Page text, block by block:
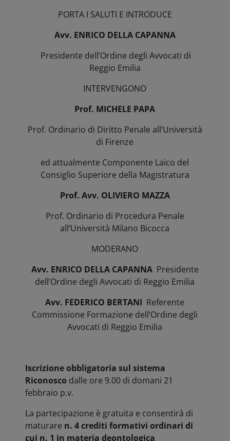
PORTA I SALUTI E INTRODUCE
Avv. ENRICO DELLA CAPANNA
Presidente dell’Ordine degli Avvocati di
Reggio Emilia
INTERVENGONO
Prof. MICHELE PAPA
Prof. Ordinario di Diritto Penale all’Università
di Firenze
ed attualmente Componente Laico del
Consiglio Superiore della Magistratura
Prof. Avv. OLIVIERO MAZZA
Prof. Ordinario di Procedura Penale
all’Università Milano Bicocca
MODERANO
Avv. ENRICO DELLA CAPANNA Presidente
dell’Ordine degli Avvocati di Reggio Emilia
Avv. FEDERICO BERTANI Referente
Commissione Formazione dell’Ordine degli
Avvocati di Reggio Emilia
Iscrizione obbligatoria sul sistema
Riconosco dalle ore 9.00 di domani 21
febbraio p.v.
La partecipazione è gratuita e consentirà di
maturare n. 4 crediti formativi ordinari di
cui n. 1 in materia deontologica